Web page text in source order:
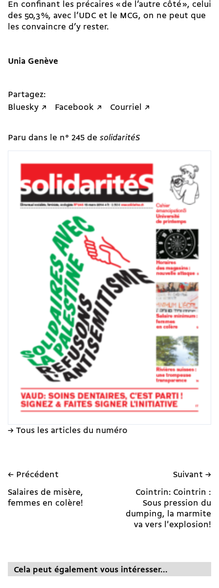
En confinant les précaires « de l’autre côté », celui
des 50,3 %, avec l’UDC et le MCG, on ne peut que
les convaincre d’y rester.
Unia Genève
Partagez:
Bluesky ↗
Facebook ↗ Courriel ↗
Paru dans le n° 245 de solidaritéS
→ Tous les articles du numéro
← Précédent
Salaires de misère,
femmes en colère!
Suivant →
Cointrin: Cointrin :
Sous pression du
dumping, la marmite
va vers l'explosion!
Cela peut également vous intéresser...